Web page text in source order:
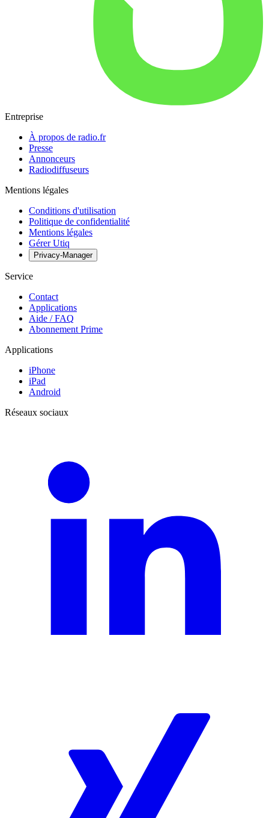
Entreprise
À propos de radio.fr
Presse
Annonceurs
Radiodiffuseurs
Mentions légales
Conditions d'utilisation
Politique de confidentialité
Mentions légales
Gérer Utiq
Privacy-Manager
Service
Contact
Applications
Aide / FAQ
Abonnement Prime
Applications
iPhone
iPad
Android
Réseaux sociaux